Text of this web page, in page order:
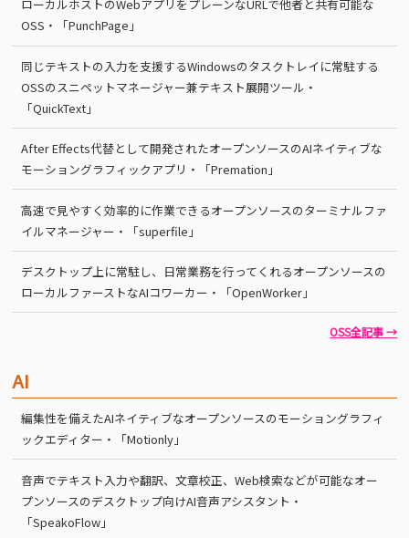
ローカルホストのWebアプリをプレーンなURLで他者と共有可能な
OSS・「PunchPage」
同じテキストの入力を支援するWindowsのタスクトレイに常駐する
OSSのスニペットマネージャー兼テキスト展開ツール・
「QuickText」
After Effects代替として開発されたオープンソースのAIネイティブな
モーショングラフィックアプリ・「Premation」
高速で見やすく効率的に作業できるオープンソースのターミナルファ
イルマネージャー・「superfile」
デスクトップ上に常駐し、日常業務を行ってくれるオープンソースの
ローカルファーストなAIコワーカー・「OpenWorker」
OSS全記事 →
AI
編集性を備えたAIネイティブなオープンソースのモーショングラフィ
ックエディター・「Motionly」
音声でテキスト入力や翻訳、文章校正、Web検索などが可能なオー
プンソースのデスクトップ向けAI音声アシスタント・
「SpeakoFlow」